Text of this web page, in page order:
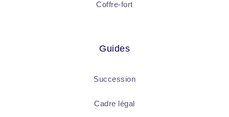
Coffre-fort
Guides
Succession
Cadre légal